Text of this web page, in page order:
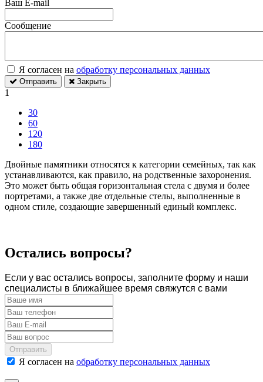
Ваш E-mail
Сообщение
Я согласен на обработку персональных данных
Отправить Закрыть
1
30
60
120
180
Двойные памятники относятся к категории семейных, так как
устанавливаются, как правило, на родственные захоронения.
Это может быть общая горизонтальная стела с двумя и более
портретами, а также две отдельные стелы, выполненные в
одном стиле, создающие завершенный единый комплекс.
Остались вопросы?
Если у вас остались вопросы, заполните форму и наши
специалисты в ближайшее время свяжутся с вами
Отправить
Я согласен на обработку персональных данных